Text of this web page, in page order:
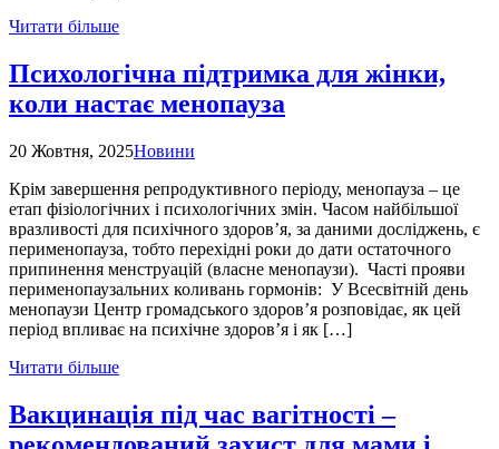
Читати більше
Психологічна підтримка для жінки,
коли настає менопауза
20 Жовтня, 2025Новини
Крім завершення репродуктивного періоду, менопауза – це
етап фізіологічних і психологічних змін. Часом найбільшої
вразливості для психічного здоров’я, за даними досліджень, є
перименопауза, тобто перехідні роки до дати остаточного
припинення менструацій (власне менопаузи). Часті прояви
перименопаузальних коливань гормонів: У Всесвітній день
менопаузи Центр громадського здоров’я розповідає, як цей
період впливає на психічне здоров’я і як […]
Читати більше
Вакцинація під час вагітності –